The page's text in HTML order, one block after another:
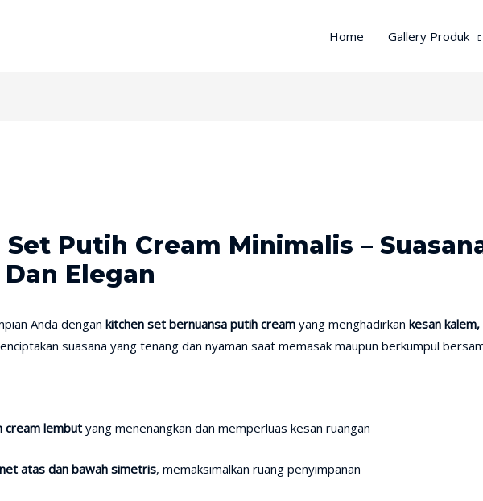
Home Gallery Produk
Putih Cream Minimalis –
Elegan
Anda dengankitchen set bernuansa putih cream yang menghadirkankesan
suasana yang tenang dan nyaman saat memasak maupun berkumpul
cream lembut yang menenangkan dan memperluas kesan ruangan
atas dan bawah simetris, memaksimalkan ruang penyimpanan